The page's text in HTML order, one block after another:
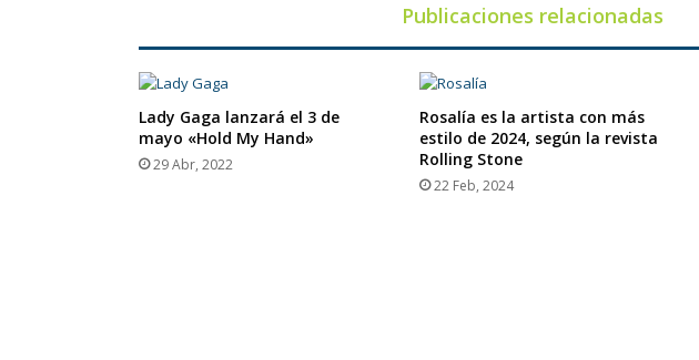
Publicaciones relacionadas
Lady Gaga lanzará el 3 de
mayo «Hold My Hand»
29 Abr, 2022
Rosalía es la artista con más
estilo de 2024, según la revista
Rolling Stone
22 Feb, 2024